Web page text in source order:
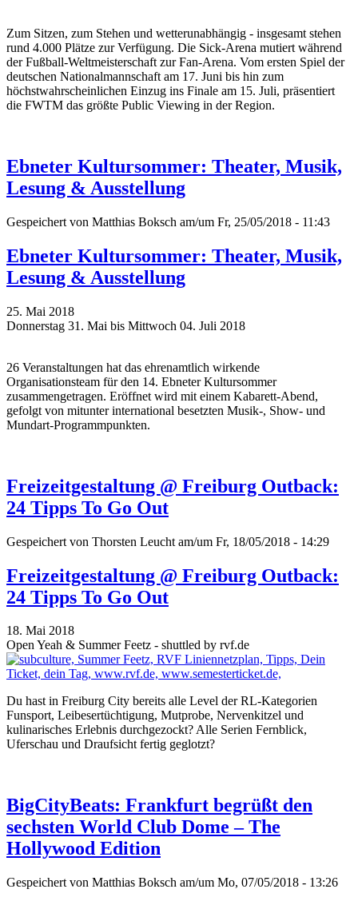
Zum Sitzen, zum Stehen und wetterunabhängig - insgesamt stehen
rund 4.000 Plätze zur Verfügung. Die Sick-Arena mutiert während
der Fußball-Weltmeisterschaft zur Fan-Arena. Vom ersten Spiel der
deutschen Nationalmannschaft am 17. Juni bis hin zum
höchstwahrscheinlichen Einzug ins Finale am 15. Juli, präsentiert
die FWTM das größte Public Viewing in der Region.
Ebneter Kultursommer: Theater, Musik,
Lesung & Ausstellung
Gespeichert von Matthias Boksch am/um Fr, 25/05/2018 - 11:43
Ebneter Kultursommer: Theater, Musik,
Lesung & Ausstellung
25. Mai 2018
Donnerstag 31. Mai bis Mittwoch 04. Juli 2018
26 Veranstaltungen hat das ehrenamtlich wirkende
Organisationsteam für den 14. Ebneter Kultursommer
zusammengetragen. Eröffnet wird mit einem Kabarett-Abend,
gefolgt von mitunter international besetzten Musik-, Show- und
Mundart-Programmpunkten.
Freizeitgestaltung @ Freiburg Outback:
24 Tipps To Go Out
Gespeichert von Thorsten Leucht am/um Fr, 18/05/2018 - 14:29
Freizeitgestaltung @ Freiburg Outback:
24 Tipps To Go Out
18. Mai 2018
Open Yeah & Summer Feetz - shuttled by rvf.de
Du hast in Freiburg City bereits alle Level der RL-Kategorien
Funsport, Leibesertüchtigung, Mutprobe, Nervenkitzel und
kulinarisches Erlebnis durchgezockt? Alle Serien Fernblick,
Uferschau und Draufsicht fertig geglotzt?
BigCityBeats: Frankfurt begrüßt den
sechsten World Club Dome – The
Hollywood Edition
Gespeichert von Matthias Boksch am/um Mo, 07/05/2018 - 13:26